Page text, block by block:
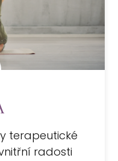
terapeutické
radosti